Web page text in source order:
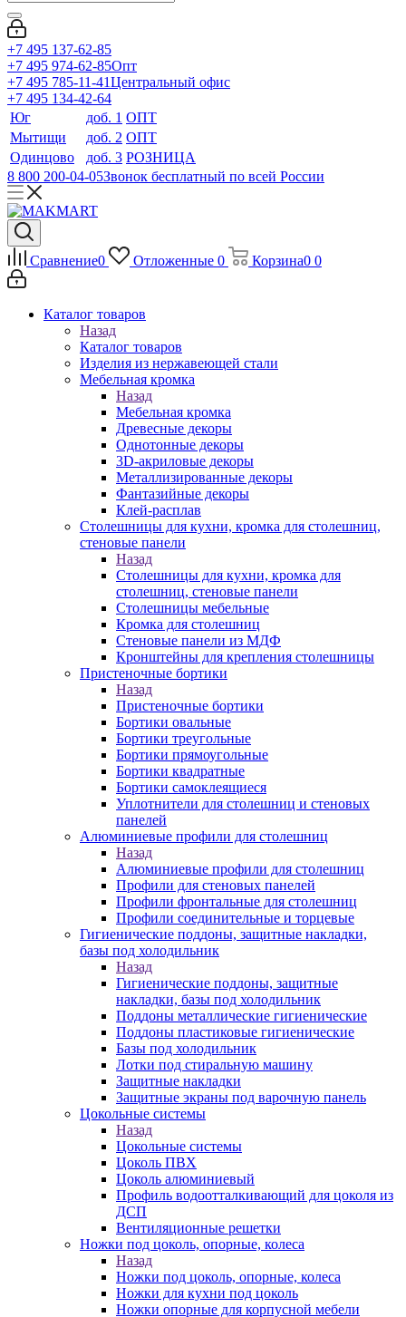
+7 495 137-62-85
+7 495 974-62-85Опт
+7 495 785-11-41Центральный офис
+7 495 134-42-64
Юг
доб. 1 ОПТ
Мытищи
доб. 2 ОПТ
Одинцово
доб. 3 РОЗНИЦА
8 800 200-04-05Звонок бесплатный по всей России
Сравнение0 Отложенные 0 Корзина0 0
Каталог товаров
Назад
Каталог товаров
Изделия из нержавеющей стали
Мебельная кромка
Назад
Мебельная кромка
Древесные декоры
Однотонные декоры
3D-акриловые декоры
Металлизированные декоры
Фантазийные декоры
Клей-расплав
Столешницы для кухни, кромка для столешниц,
стеновые панели
Назад
Столешницы для кухни, кромка для
столешниц, стеновые панели
Столешницы мебельные
Кромка для столешниц
Стеновые панели из МДФ
Кронштейны для крепления столешницы
Пристеночные бортики
Назад
Пристеночные бортики
Бортики овальные
Бортики треугольные
Бортики прямоугольные
Бортики квадратные
Бортики самоклеящиеся
Уплотнители для столешниц и стеновых
панелей
Алюминиевые профили для столешниц
Назад
Алюминиевые профили для столешниц
Профили для стеновых панелей
Профили фронтальные для столешниц
Профили соединительные и торцевые
Гигиенические поддоны, защитные накладки,
базы под холодильник
Назад
Гигиенические поддоны, защитные
накладки, базы под холодильник
Поддоны металлические гигиенические
Поддоны пластиковые гигиенические
Базы под холодильник
Лотки под стиральную машину
Защитные накладки
Защитные экраны под варочную панель
Цокольные системы
Назад
Цокольные системы
Цоколь ПВХ
Цоколь алюминиевый
Профиль водоотталкивающий для цоколя из
ДСП
Вентиляционные решетки
Ножки под цоколь, опорные, колеса
Назад
Ножки под цоколь, опорные, колеса
Ножки для кухни под цоколь
Ножки опорные для корпусной мебели